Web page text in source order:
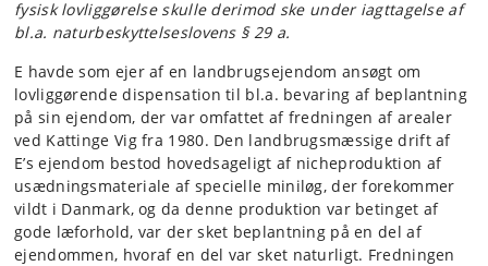
fysisk lovliggørelse skulle derimod ske under iagttagelse af
bl.a. naturbeskyttelseslovens § 29 a.
E havde som ejer af en landbrugsejendom ansøgt om
lovliggørende dispensation til bl.a. bevaring af beplantning
på sin ejendom, der var omfattet af fredningen af arealer
ved Kattinge Vig fra 1980. Den landbrugsmæssige drift af
E’s ejendom bestod hovedsageligt af nicheproduktion af
usædningsmateriale af specielle miniløg, der forekommer
vildt i Danmark, og da denne produktion var betinget af
gode læforhold, var der sket beplantning på en del af
ejendommen, hvoraf en del var sket naturligt. Fredningen